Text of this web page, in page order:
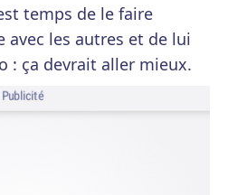
temps de le faire
avec les autres et de lui
: ça devrait aller mieux.
Publicité